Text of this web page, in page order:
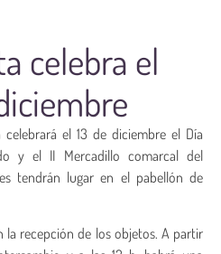
celebra el
el 13 de diciembre el Día
y el II Mercadillo comarcal del
tendrán lugar en el pabellón de
la recepción de los objetos. A partir